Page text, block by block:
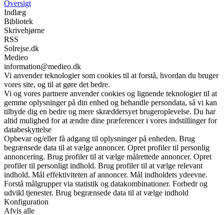
Oversigt
Indlæg
Bibliotek
Skrivehjørne
RSS
Solrejse.dk
Medieo
information@medieo.dk
Vi anvender teknologier som cookies til at forstå, hvordan du bruger
vores site, og til at gøre det bedre.
Vi og vores partnere anvender cookies og lignende teknologier til at
gemme oplysninger på din enhed og behandle persondata, så vi kan
tilbyde dig en bedre og mere skræddersyet brugeroplevelse. Du har
altid mulighed for at ændre dine præferencer i vores indstillinger for
databeskyttelse
Opbevar og/eller få adgang til oplysninger på enheden. Brug
begrænsede data til at vælge annoncer. Opret profiler til personlig
annoncering. Brug profiler til at vælge målrettede annoncer. Opret
profiler til personligt indhold. Brug profiler til at vælge relevant
indhold. Mål effektiviteten af annoncer. Mål indholdets ydeevne.
Forstå målgrupper via statistik og datakombinationer. Forbedr og
udvikl tjenester. Brug begrænsede data til at vælge indhold
Konfiguration
Afvis alle